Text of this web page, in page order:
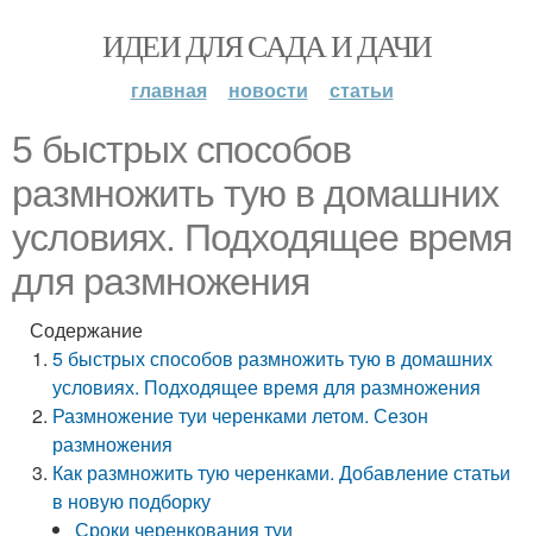
ИДЕИ ДЛЯ САДА И ДАЧИ
главная новости статьи
5 быстрых способов
размножить тую в домашних
условиях. Подходящее время
для размножения
Содержание
5 быстрых способов размножить тую в домашних
условиях. Подходящее время для размножения
Размножение туи черенками летом. Сезон
размножения
Как размножить тую черенками. Добавление статьи
в новую подборку
Сроки черенкования туи